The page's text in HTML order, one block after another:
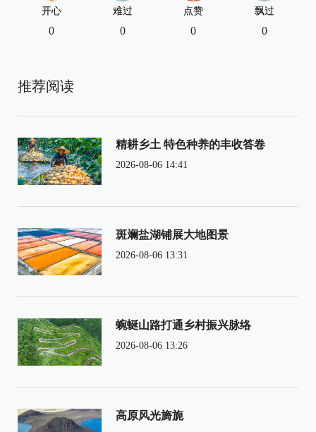
开心
0
难过
0
点赞
0
飘过
0
推荐阅读
精耕乡土 特色种养的丰收答卷
2026-08-06 14:41
斑斓盐湖铺展大地图景
2026-08-06 13:31
蜿蜒山路打通乡村振兴脉络
2026-08-06 13:26
高原风光旖旎